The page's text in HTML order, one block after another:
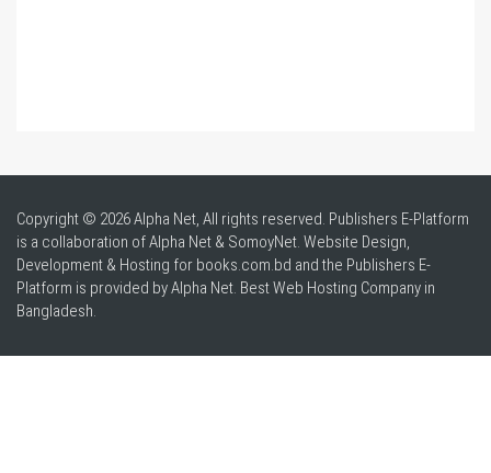
Copyright © 2026 Alpha Net, All rights reserved. Publishers E-Platform
is a collaboration of Alpha Net & SomoyNet. Website Design,
Development & Hosting for books.com.bd and the Publishers E-
Platform is provided by Alpha Net. BestWeb Hosting Company in
Bangladesh.